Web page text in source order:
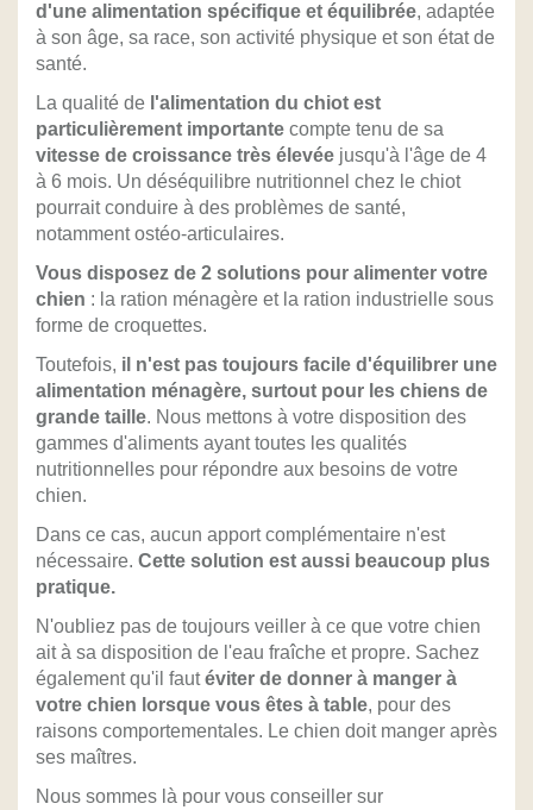
d'une alimentation spécifique et équilibrée, adaptée
à son âge, sa race, son activité physique et son état de
santé.
La qualité de l'alimentation du chiot est
particulièrement importante compte tenu de sa
vitesse de croissance très élevée jusqu'à l'âge de 4
à 6 mois. Un déséquilibre nutritionnel chez le chiot
pourrait conduire à des problèmes de santé,
notamment ostéo-articulaires.
Vous disposez de 2 solutions pour alimenter votre
chien : la ration ménagère et la ration industrielle sous
forme de croquettes.
Toutefois, il n'est pas toujours facile d'équilibrer une
alimentation ménagère, surtout pour les chiens de
grande taille. Nous mettons à votre disposition des
gammes d'aliments ayant toutes les qualités
nutritionnelles pour répondre aux besoins de votre
chien.
Dans ce cas, aucun apport complémentaire n'est
nécessaire. Cette solution est aussi beaucoup plus
pratique.
N'oubliez pas de toujours veiller à ce que votre chien
ait à sa disposition de l'eau fraîche et propre. Sachez
également qu'il fautéviter de donner à manger à
votre chien lorsque vous êtes à table, pour des
raisons comportementales. Le chien doit manger après
ses maîtres.
Nous sommes là pour vous conseiller sur